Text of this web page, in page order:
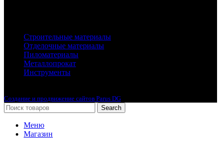
Строительные материалы
Отделочные материалы
Пиломатериалы
Металлопрокат
Инструменты
Создание и продвижение сайтов Parus DG
Search
Меню
Магазин